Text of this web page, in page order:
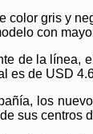
con
de la línea,
es de USD
los
sus centros